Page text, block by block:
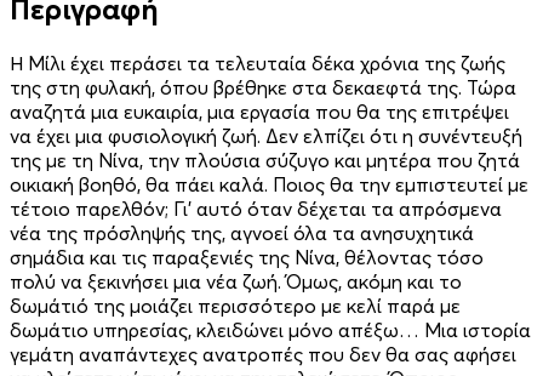
Περιγραφή
Η Μίλι έχει περάσει τα τελευταία δέκα χρόνια της ζωής
της στη φυλακή, όπου βρέθηκε στα δεκαεφτά της. Τώρα
αναζητά μια ευκαιρία, μια εργασία που θα της επιτρέψει
να έχει μια φυσιολογική ζωή. Δεν ελπίζει ότι η συνέντευξή
της με τη Νίνα, την πλούσια σύζυγο και μητέρα που ζητά
οικιακή βοηθό, θα πάει καλά. Ποιος θα την εμπιστευτεί με
τέτοιο παρελθόν; Γι’ αυτό όταν δέχεται τα απρόσμενα
νέα της πρόσληψής της, αγνοεί όλα τα ανησυχητικά
σημάδια και τις παραξενιές της Νίνα, θέλοντας τόσο
πολύ να ξεκινήσει μια νέα ζωή. Όμως, ακόμη και το
δωμάτιό της μοιάζει περισσότερο με κελί παρά με
δωμάτιο υπηρεσίας, κλειδώνει μόνο απέξω… Μια ιστορία
γεμάτη αναπάντεχες ανατροπές που δεν θα σας αφήσει